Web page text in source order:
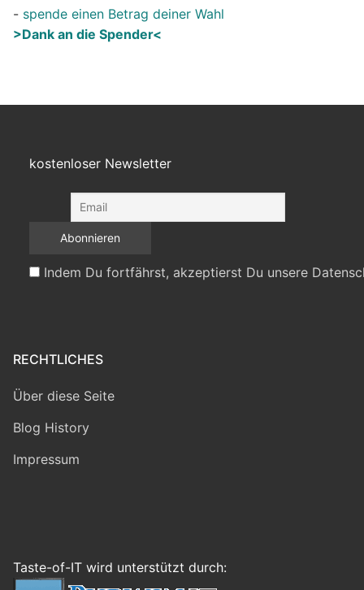
- spende einen Betrag deiner Wahl
>Dank an die Spender<
kostenloser Newsletter
Indem Du fortfährst, akzeptierst Du unsere
RECHTLICHES
Über diese Seite
Blog History
Impressum
Taste-of-IT wird unterstützt durch: